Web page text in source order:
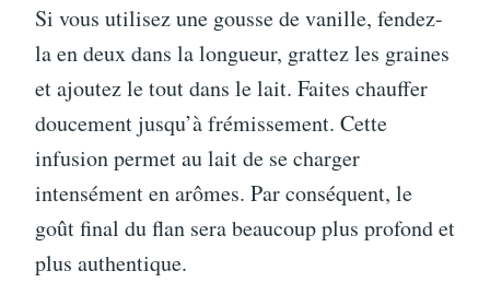
Si vous utilisez une gousse de vanille, fendez-
la en deux dans la longueur, grattez les graines
et ajoutez le tout dans le lait. Faites chauffer
doucement jusqu’à frémissement. Cette
infusion permet au lait de se charger
intensément en arômes. Par conséquent, le
goût final du flan sera beaucoup plus profond et
plus authentique.